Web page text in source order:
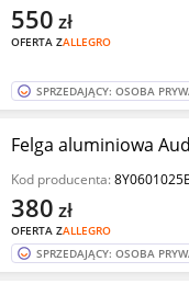
OFERTA ZALLEGRO
550 zł
SPRZEDAJĄCY: OSOBA
Felga aluminiowa
Kod producenta:
OFERTA ZALLEGRO
380 zł
SPRZEDAJĄCY: OSOBA